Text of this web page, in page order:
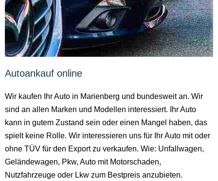
Autoankauf online
Wir kaufen Ihr Auto in Marienberg und bundesweit an. Wir
sind an allen Marken und Modellen interessiert. Ihr Auto
kann in gutem Zustand sein oder einen Mangel haben, das
spielt keine Rolle. Wir interessieren uns für Ihr Auto mit oder
ohne TÜV für den Export zu verkaufen. Wie: Unfallwagen,
Geländewagen, Pkw, Auto mit Motorschaden,
Nutzfahrzeuge oder Lkw zum Bestpreis anzubieten.